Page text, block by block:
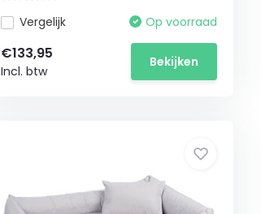
Vergelijk Op voorraad
€133,95
Incl. btw
Bekijken